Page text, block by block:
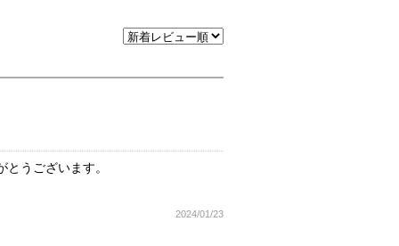
うございます。
2024/01/23